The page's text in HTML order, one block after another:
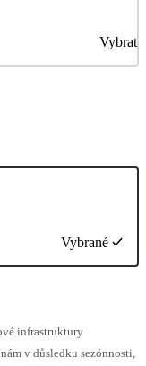
Vybrat
Vybrané
infrastruktury
v důsledku sezónnosti,